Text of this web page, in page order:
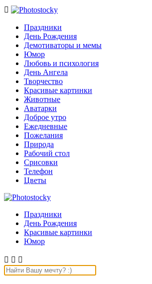

Праздники
День Рождения
Демотиваторы и мемы
Юмор
Любовь и психология
День Ангела
Творчество
Красивые картинки
Животные
Аватарки
Доброе утро
Ежедневные
Пожелания
Природа
Рабочий стол
Срисовки
Телефон
Цветы
Праздники
День Рождения
Красивые картинки
Юмор
  